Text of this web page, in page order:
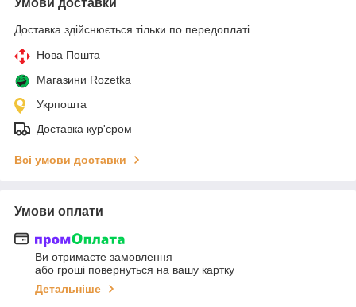
Доставка здійснюється тільки по передоплаті.
Нова Пошта
Магазини Rozetka
Укрпошта
Доставка кур'єром
Всі умови доставки
Умови оплати
Ви отримаєте замовлення
або гроші повернуться на вашу картку
Детальніше